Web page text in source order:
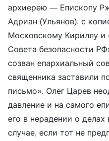
архиерею — Епископу
Адриан (Ульянов), с
Московскому Кириллу и
Совета безопасности
созван епархиальный
священника заставили
письмо». Олег Царев
давление и на самого
его в нерадении о
случае, если тот не